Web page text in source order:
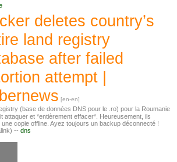
deletes country’s
land registry
after failed
attempt |
(base de données DNS pour le .ro) pour la Roumanie
attaquer et *entièrement effacer*. Heureusement, ils
une copie offline. Ayez toujours un backup déconnecté !
-- dns